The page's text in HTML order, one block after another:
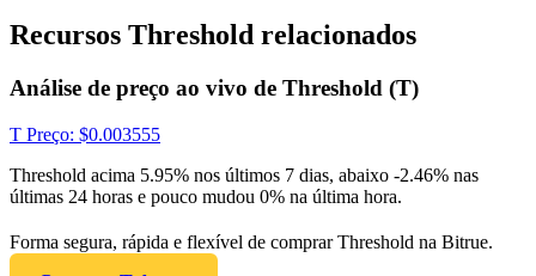
Recursos Threshold relacionados
Análise de preço ao vivo de Threshold (T)
T Preço: $0.003555
Threshold acima 5.95% nos últimos 7 dias, abaixo -2.46% nas
últimas 24 horas e pouco mudou 0% na última hora.
Forma segura, rápida e flexível de comprar Threshold na Bitrue.